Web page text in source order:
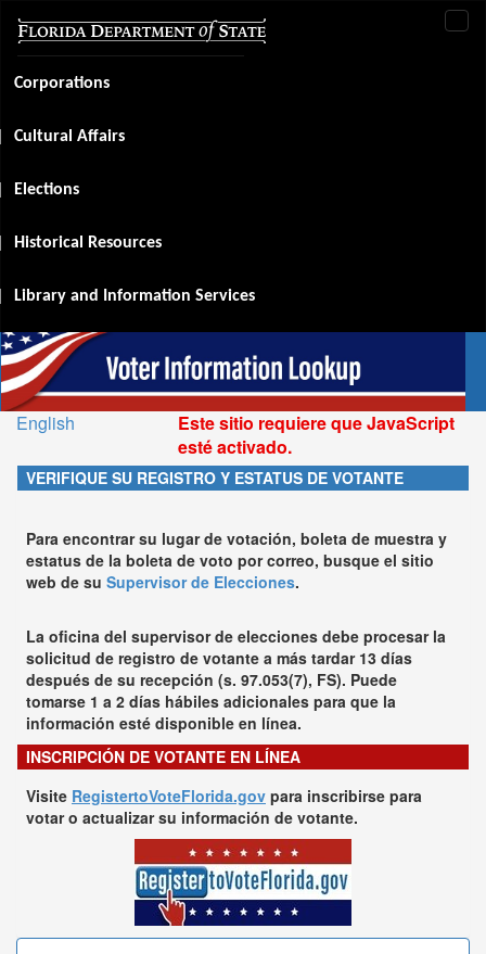
Corporations
Cultural Affairs
Elections
Historical Resources
Library and Information Services
English
Este sitio requiere que JavaScript
esté activado.
VERIFIQUE SU REGISTRO Y ESTATUS DE VOTANTE
Para encontrar su lugar de votación, boleta de muestra y
estatus de la boleta de voto por correo, busque el sitio
web de su Supervisor de Elecciones.
La oficina del supervisor de elecciones debe procesar la
solicitud de registro de votante a más tardar 13 días
después de su recepción (s. 97.053(7), FS). Puede
tomarse 1 a 2 días hábiles adicionales para que la
información esté disponible en línea.
INSCRIPCIÓN DE VOTANTE EN LÍNEA
Visite RegistertoVoteFlorida.gov para inscribirse para
votar o actualizar su información de votante.